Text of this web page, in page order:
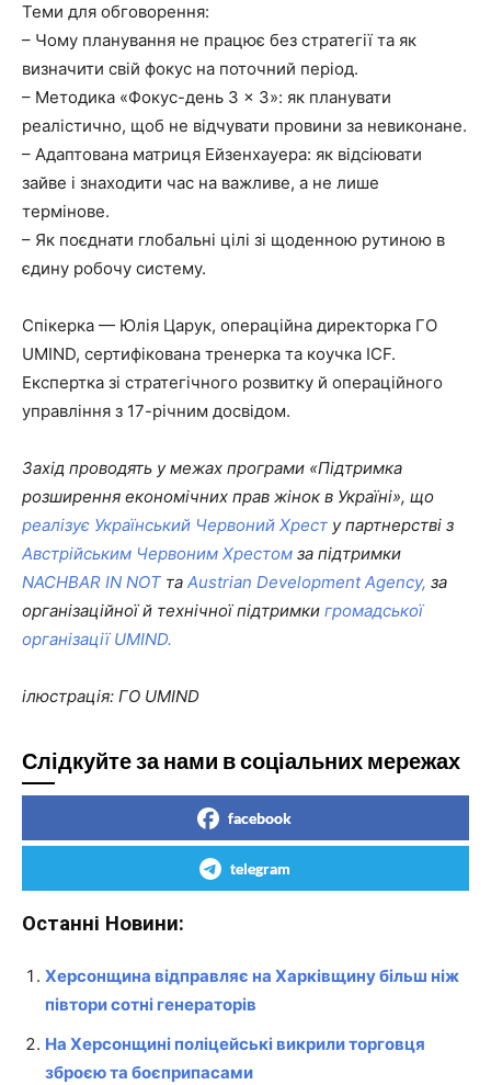
Теми для обговорення:
– Чому планування не працює без стратегії та як
визначити свій фокус на поточний період.
– Методика «Фокус-день 3 × 3»: як планувати
реалістично, щоб не відчувати провини за невиконане.
– Адаптована матриця Ейзенхауера: як відсіювати
зайве і знаходити час на важливе, а не лише
термінове.
– Як поєднати глобальні цілі зі щоденною рутиною в
єдину робочу систему.
Спікерка — Юлія Царук, операційна директорка ГО
UMIND, сертифікована тренерка та коучка ICF.
Експертка зі стратегічного розвитку й операційного
управління з 17-річним досвідом.
Захід проводять у межах програми «Підтримка
розширення економічних прав жінок в Україні», що
реалізує Український Червоний Хрест у партнерстві з
Австрійським Червоним Хрестом за підтримки
NACHBAR IN NOT та Austrian Development Agency, за
організаційної й технічної підтримки громадської
організації UMIND.
ілюстрація: ГО UMIND
Слідкуйте за нами в соціальних мережах
facebook
telegram
Останні Новини:
Херсонщина відправляє на Харківщину більш ніж
півтори сотні генераторів
На Херсонщині поліцейські викрили торговця
зброєю та боєприпасами